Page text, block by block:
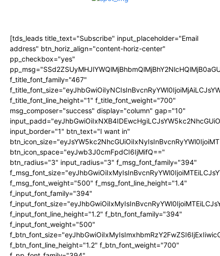
[tds_leads title_text="Subscribe" input_placeholder="Email
address" btn_horiz_align="content-horiz-center"
pp_checkbox="yes"
f_title_font_family="467"
f_title_font_line_height="1" f_title_font_weight="700"
msg_composer="success" display="column" gap="10"
input_border="1" btn_text="I want in"
btn_icon_space="eyJwb3J0cmFpdCI6IjMifQ=="
btn_radius="3" input_radius="3" f_msg_font_family="394"
f_msg_font_weight="500" f_msg_font_line_height="1.4"
f_input_font_family="394"
f_input_font_line_height="1.2" f_btn_font_family="394"
f_input_font_weight="500"
f_btn_font_line_height="1.2" f_btn_font_weight="700"